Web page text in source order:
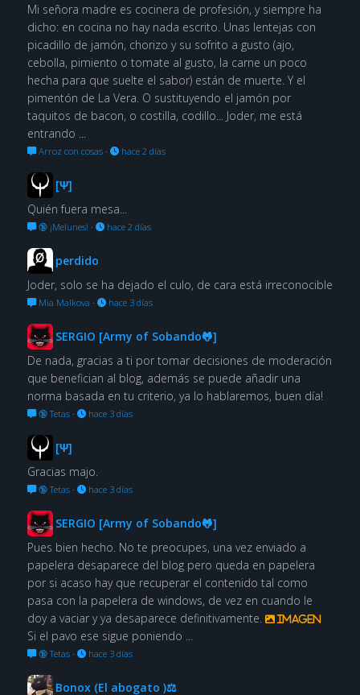
Mi señora madre es cocinera de profesión, y siempre ha
dicho: en cocina no hay nada escrito. Unas lentejas con
picadillo de jamón, chorizo y su sofrito a gusto (ajo,
cebolla, pimiento o tomate al gusto, la carne un poco
hecha para que suelte el sabor) están de muerte. Y el
pimentón de La Vera. O sustituyendo el jamón por
taquitos de bacon, o costilla, codillo... Joder, me está
entrando ...
Arroz con cosas· hace 2 días
[Ψ]
Quién fuera mesa...
🔞 ¡Melunes! · hace 2 días
perdido
Joder, solo se ha dejado el culo, de cara está irreconocible
Mia Malkova · hace 3 días
SERGIO [Army of Sobando🐸]
De nada, gracias a ti por tomar decisiones de moderación
que benefician al blog, además se puede añadir una
norma basada en tu criterio, ya lo hablaremos, buen día!
🔞 Tetas· hace 3 días
[Ψ]
Gracias majo.
🔞 Tetas· hace 3 días
SERGIO [Army of Sobando🐸]
Pues bien hecho. No te preocupes, una vez enviado a
papelera desaparece del blog pero queda en papelera
por si acaso hay que recuperar el contenido tal como
pasa con la papelera de windows, de vez en cuando le
doy a vaciar y ya desaparece definitivamente.
Imagen
Si el pavo ese sigue poniendo ...
🔞 Tetas· hace 3 días
Bonox (El abogato )⚖